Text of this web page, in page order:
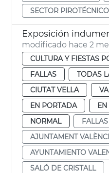
SECTOR PIROTÉCNICO
modificado hace 2
CULTURA Y FIESTAS
FALLAS
TODAS
CIUTAT VELLA
EN PORTADA
NORMAL
FALLAS
AJUNTAMENT
AYUNTAMIENTO
SALÓ DE CRISTALL